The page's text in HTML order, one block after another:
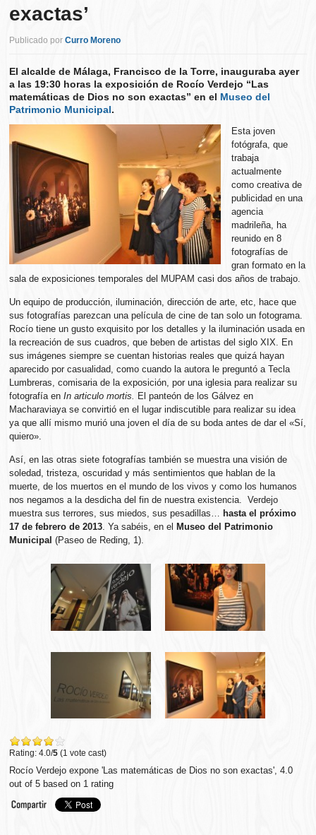
exactas’
Publicado porCurro Moreno
El alcalde de Málaga, Francisco de la Torre, inauguraba ayer
a las 19:30 horas la exposición de Rocío Verdejo “Las
matemáticas de Dios no son exactas” en el Museo del
Patrimonio Municipal.
Esta joven
fotógrafa, que
trabaja
actualmente
como creativa de
publicidad en una
agencia
madrileña, ha
reunido en 8
fotografías de
gran formato en la
sala de exposiciones temporales del MUPAM casi dos años de trabajo.
Un equipo de producción, iluminación, dirección de arte, etc, hace que
sus fotografías parezcan una película de cine de tan solo un fotograma.
Rocío tiene un gusto exquisito por los detalles y la iluminación usada en
la recreación de sus cuadros, que beben de artistas del siglo XIX. En
sus imágenes siempre se cuentan historias reales que quizá hayan
aparecido por casualidad, como cuando la autora le preguntó a Tecla
Lumbreras, comisaria de la exposición, por una iglesia para realizar su
fotografía enIn articulo mortis. El panteón de los Gálvez en
Macharaviaya se convirtió en el lugar indiscutible para realizar su idea
ya que allí mismo murió una joven el día de su boda antes de dar el «Sí,
quiero».
Así, en las otras siete fotografías también se muestra una visión de
soledad, tristeza, oscuridad y más sentimientos que hablan de la
muerte, de los muertos en el mundo de los vivos y como los humanos
nos negamos a la desdicha del fin de nuestra existencia. Verdejo
muestra sus terrores, sus miedos, sus pesadillas… hasta el próximo
17 de febrero de 2013. Ya sabéis, en el Museo del Patrimonio
Municipal (Paseo de Reding, 1).
Rating: 4.0/5 (1 vote cast)
Rocío Verdejo expone 'Las matemáticas de Dios no son exactas',4.0
out of5 based on 1 rating